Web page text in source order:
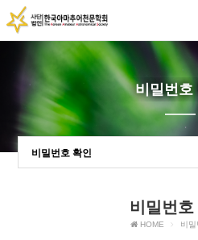
비밀번호
비밀번호 확인
비밀번호
HOME 비밀